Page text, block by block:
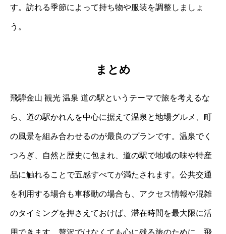
す。訪れる季節によって持ち物や服装を調整しましょ
う。
まとめ
飛騨金山 観光 温泉 道の駅というテーマで旅を考えるな
ら、道の駅かれんを中心に据えて温泉と地場グルメ、町
の風景を組み合わせるのが最良のプランです。温泉でく
つろぎ、自然と歴史に包まれ、道の駅で地域の味や特産
品に触れることで五感すべてが満たされます。公共交通
を利用する場合も車移動の場合も、アクセス情報や混雑
のタイミングを押さえておけば、滞在時間を最大限に活
用できます。贅沢ではなくても心に残る旅のために、飛